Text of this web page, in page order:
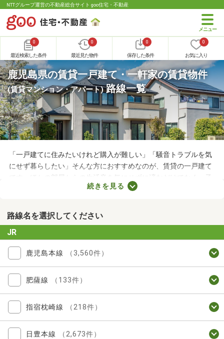
NTTグループ運営の不動産総合サイト goo住宅・不動産
0
最近検索した条件
0
最近見た物件
0
保存した条件
0
お気に入り
鹿児島県の賃貸一戸建て・一軒家の賃貸物件
(賃貸マンション・アパート)路線一覧
「一戸建てに住みたいけれど購入が難しい」「騒音トラブルを気
にせず暮らしたい」そんな方におすすめなのが、賃貸の一戸建て
です。ほかの部屋からの生活音を気にせずに済むだけでなく、子
どもの足音に気を遣わずに済む点も戸建ての魅力。生活音のトラ
します。
続きを見る
路線名を選択してください
JR
鹿児島本線 （3,560件）
肥薩線 （133件）
指宿枕崎線 （218件）
日豊本線 （2,673件）